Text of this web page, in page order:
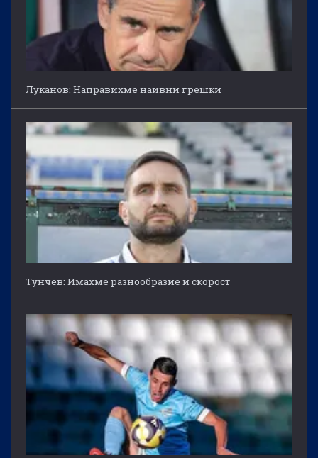
Луканов: Направихме наивни грешки
Тунчев: Имахме разнообразие и скорост